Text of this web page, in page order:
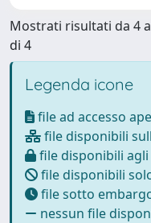
Mostrati risultati da 4
di 4
Legenda icone
file ad accesso
file disponibili
file disponibili
file disponibili
file sotto
nessun file